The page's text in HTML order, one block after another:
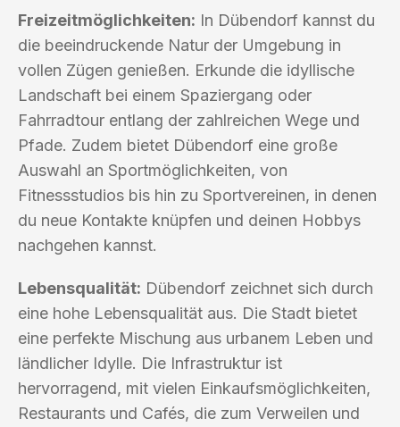
Freizeitmöglichkeiten: In Dübendorf kannst du
die beeindruckende Natur der Umgebung in
vollen Zügen genießen. Erkunde die idyllische
Landschaft bei einem Spaziergang oder
Fahrradtour entlang der zahlreichen Wege und
Pfade. Zudem bietet Dübendorf eine große
Auswahl an Sportmöglichkeiten, von
Fitnessstudios bis hin zu Sportvereinen, in denen
du neue Kontakte knüpfen und deinen Hobbys
nachgehen kannst.
Lebensqualität: Dübendorf zeichnet sich durch
eine hohe Lebensqualität aus. Die Stadt bietet
eine perfekte Mischung aus urbanem Leben und
ländlicher Idylle. Die Infrastruktur ist
hervorragend, mit vielen Einkaufsmöglichkeiten,
Restaurants und Cafés, die zum Verweilen und